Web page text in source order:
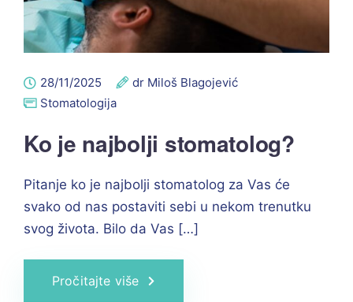
28/11/2025
dr Miloš Blagojević
Stomatologija
Ko je najbolji stomatolog?
Pitanje ko je najbolji stomatolog za Vas će
svako od nas postaviti sebi u nekom trenutku
svog života. Bilo da Vas […]
Pročitajte više